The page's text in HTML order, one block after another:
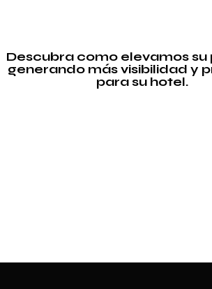
Descubra como elevamos su
generando más visibilidad y
para su hotel.